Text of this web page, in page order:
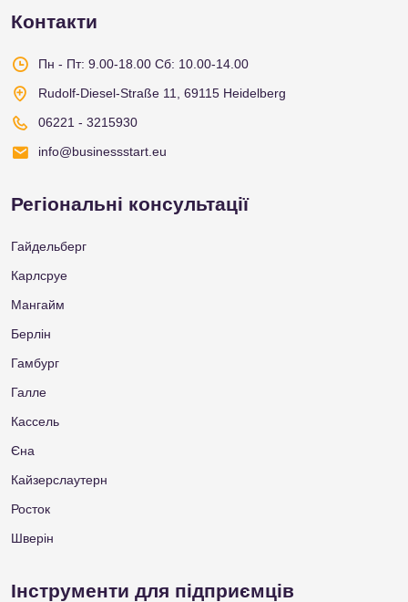
Контакти
Пн - Пт: 9.00-18.00 Сб: 10.00-14.00
Rudolf-Diesel-Straße 11, 69115 Heidelberg
06221 - 3215930
info@businessstart.eu
Регіональні консультації
Гайдельберг
Карлсруе
Мангайм
Берлін
Гамбург
Галле
Кассель
Єна
Кайзерслаутерн
Росток
Шверін
Інструменти для підприємців